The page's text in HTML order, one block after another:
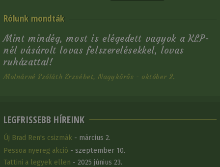
Rólunk mondták
Mint mindég, most is elégedett vagyok a KLP-
nél vásárolt lovas felszerelésekkel, lovas
ruházattal!
Molnárné Szóláth Erzsébet, Nagykőrös - október 2.
LEGFRISSEBB HÍREINK
Új Brad Ren's csizmák - március 2.
Pessoa nyereg akció - szeptember 10.
Tattini a legyek ellen - 2025 június 23.